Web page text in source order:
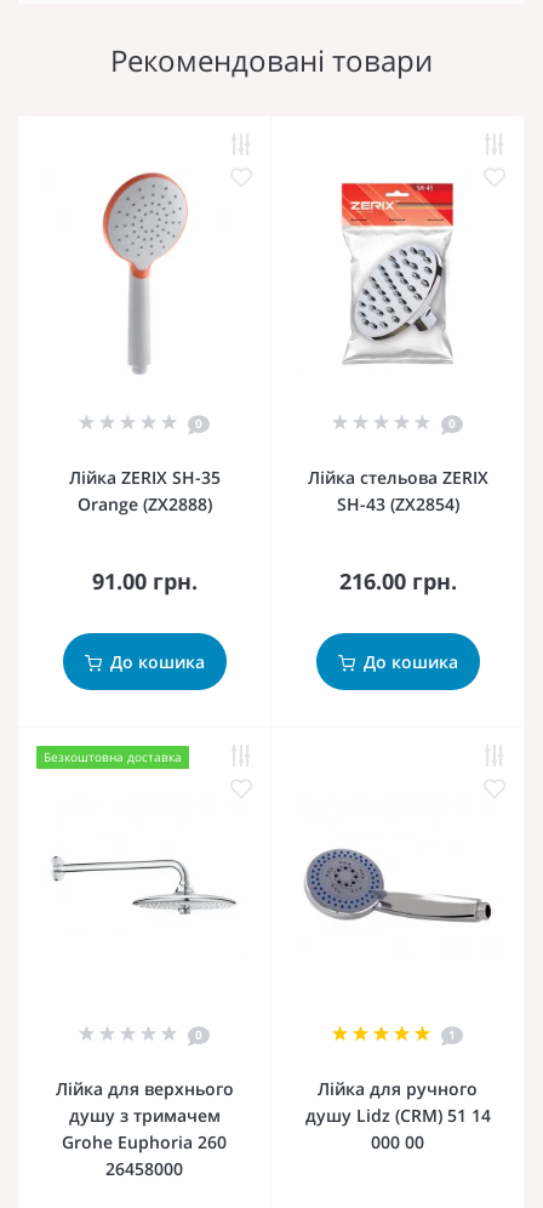
Рекомендовані товари
0
Лійка ZERIX SH-35
Orange (ZX2888)
91.00 грн.
До кошика
0
Лійка стельова ZERIX
SH-43 (ZX2854)
216.00 грн.
До кошика
Безкоштовна доставка
0
Лійка для верхнього
душу з тримачем
Grohe Euphoria 260
26458000
1
Лійка для ручного
душу Lidz (CRM) 51 14
000 00